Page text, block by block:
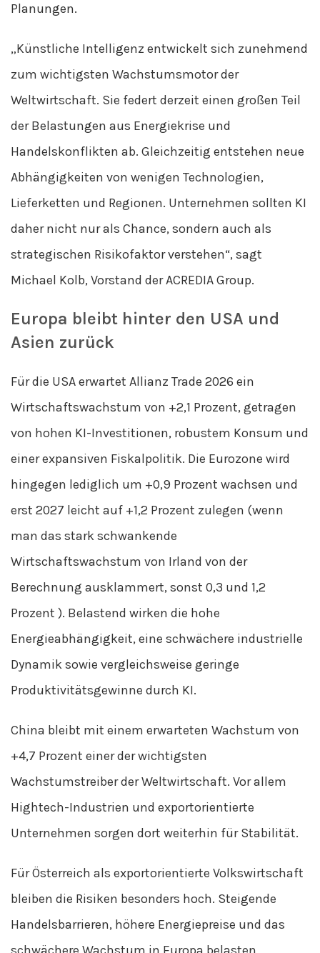
Planungen.
„Künstliche Intelligenz entwickelt sich zunehmend
zum wichtigsten Wachstumsmotor der
Weltwirtschaft. Sie federt derzeit einen großen Teil
der Belastungen aus Energiekrise und
Handelskonflikten ab. Gleichzeitig entstehen neue
Abhängigkeiten von wenigen Technologien,
Lieferketten und Regionen. Unternehmen sollten KI
daher nicht nur als Chance, sondern auch als
strategischen Risikofaktor verstehen“, sagt
Michael Kolb, Vorstand der ACREDIA Group.
Europa bleibt hinter den USA und
Asien zurück
Für die USA erwartet Allianz Trade 2026 ein
Wirtschaftswachstum von +2,1 Prozent, getragen
von hohen KI-Investitionen, robustem Konsum und
einer expansiven Fiskalpolitik. Die Eurozone wird
hingegen lediglich um +0,9 Prozent wachsen und
erst 2027 leicht auf +1,2 Prozent zulegen (wenn
man das stark schwankende
Wirtschaftswachstum von Irland von der
Berechnung ausklammert, sonst 0,3 und 1,2
Prozent ). Belastend wirken die hohe
Energieabhängigkeit, eine schwächere industrielle
Dynamik sowie vergleichsweise geringe
Produktivitätsgewinne durch KI.
China bleibt mit einem erwarteten Wachstum von
+4,7 Prozent einer der wichtigsten
Wachstumstreiber der Weltwirtschaft. Vor allem
Hightech-Industrien und exportorientierte
Unternehmen sorgen dort weiterhin für Stabilität.
Für Österreich als exportorientierte Volkswirtschaft
bleiben die Risiken besonders hoch. Steigende
Handelsbarrieren, höhere Energiepreise und das